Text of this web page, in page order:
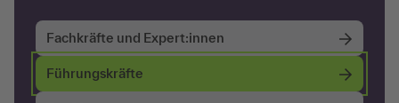
Fachkräfte und Expert:innen
Führungskräfte